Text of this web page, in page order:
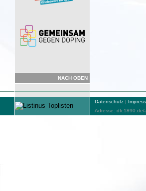
NACH OBEN
Datenschutz |
Adresse: dfc1890.de/